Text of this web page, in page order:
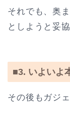
それでも、奥
としようと妥
■3. いよいよ
その後もガジ